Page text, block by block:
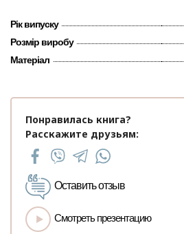
Рік випуску
Розмір виробу
Матеріал
Понравилась книга?
Расскажите друзьям:
Оставить отзыв
Смотреть презентацию